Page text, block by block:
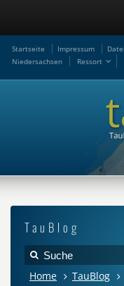
Startseite Impressum
Niedersachsen
Ressort
TauBlog
Home TauBlog